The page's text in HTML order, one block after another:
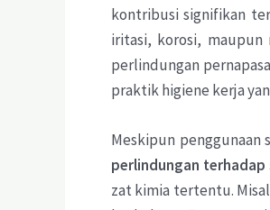
kontribusi signifikan
iritasi, korosi, maupun
perlindungan
praktik higiene kerja
Meskipun
perlindungan terhadap
zat kimia tertentu.